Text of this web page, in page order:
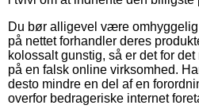
Du bør alligevel være
på nettet forhandler deres
kolossalt gunstig, så er det for
på en falsk online virksomhed.
desto mindre en del af en
overfor bedrageriske internet